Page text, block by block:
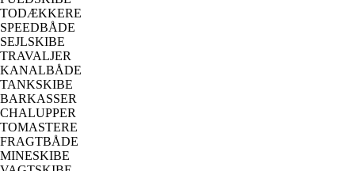
TODÆKKERE
SPEEDBÅDE
SEJLSKIBE
TRAVALJER
KANALBÅDE
TANKSKIBE
BARKASSER
CHALUPPER
TOMASTERE
FRAGTBÅDE
MINESKIBE